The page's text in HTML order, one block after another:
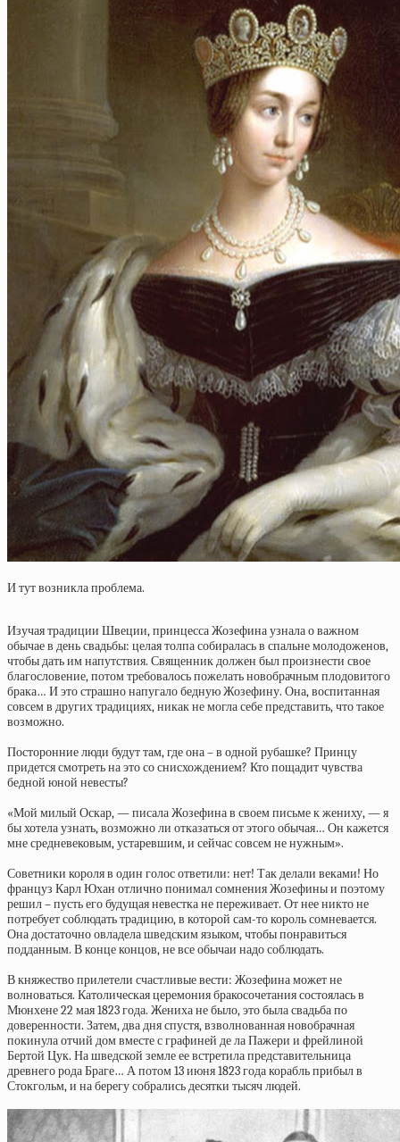
И тут возникла проблема.
Изучая традиции Швеции, принцесса Жозефина узнала о важном
обычае в день свадьбы: целая толпа собиралась в спальне молодоженов,
чтобы дать им напутствия. Священник должен был произнести свое
благословение, потом требовалось пожелать новобрачным плодовитого
брака… И это страшно напугало бедную Жозефину. Она, воспитанная
совсем в других традициях, никак не могла себе представить, что такое
возможно.
Посторонние люди будут там, где она – в одной рубашке? Принцу
придется смотреть на это со снисхождением? Кто пощадит чувства
бедной юной невесты?
«Мой милый Оскар, — писала Жозефина в своем письме к жениху, — я
бы хотела узнать, возможно ли отказаться от этого обычая… Он кажется
мне средневековым, устаревшим, и сейчас совсем не нужным».
Советники короля в один голос ответили: нет! Так делали веками! Но
француз Карл Юхан отлично понимал сомнения Жозефины и поэтому
решил – пусть его будущая невестка не переживает. От нее никто не
потребует соблюдать традицию, в которой сам-то король сомневается.
Она достаточно овладела шведским языком, чтобы понравиться
подданным. В конце концов, не все обычаи надо соблюдать.
В княжество прилетели счастливые вести: Жозефина может не
волноваться. Католическая церемония бракосочетания состоялась в
Мюнхене 22 мая 1823 года. Жениха не было, это была свадьба по
доверенности. Затем, два дня спустя, взволнованная новобрачная
покинула отчий дом вместе с графиней де ла Пажери и фрейлиной
Бертой Цук. На шведской земле ее встретила представительница
древнего рода Браге… А потом 13 июня 1823 года корабль прибыл в
Стокгольм, и на берегу собрались десятки тысяч людей.